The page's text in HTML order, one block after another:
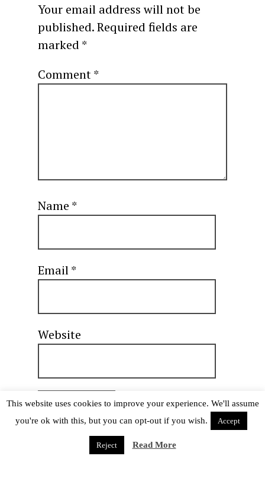
Your email address will not be
published.Required fields are
marked *
Comment*
Name *
Email*
Website
CREDITS & DISCLAIMERS
This website uses cookies to improve your experience. We'll assume
you're ok with this, but you can opt-out if you wish.
Accept
Reject Read More